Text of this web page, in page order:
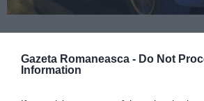
Gazeta Romaneasca - Do Not
Information